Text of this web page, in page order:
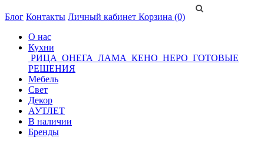
Блог Контакты Личный кабинет Корзина (0)
О нас
Кухни
РИЦА ОНЕГА ЛАМА КЕНО НЕРО ГОТОВЫЕ
РЕШЕНИЯ
Мебель
Свет
Декор
АУТЛЕТ
В наличии
Бренды